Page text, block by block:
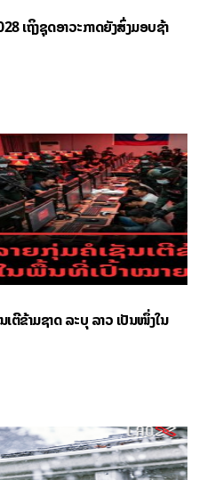
ເຖິງຊຸດອາວະກາດຍັງສົ່ງມອບຊ້າ
ຕີຂ້າມຊາດ ລະບຸ ລາວ ເປັນໜຶ່ງໃນ